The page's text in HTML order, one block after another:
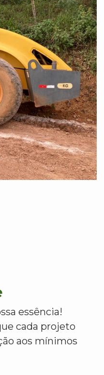
essência!
cada projeto
aos mínimos